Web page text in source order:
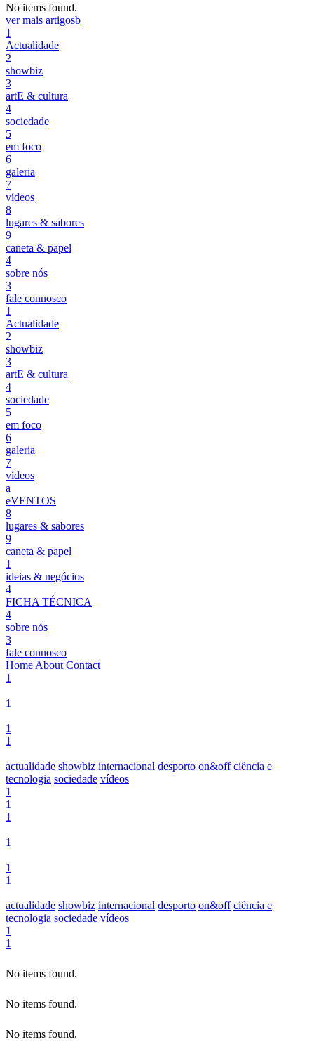
No items found.
ver mais artigosb
1
Actualidade
2
showbiz
3
artE & cultura
4
sociedade
5
em foco
6
galeria
7
vídeos
8
lugares & sabores
9
caneta & papel
4
sobre nós
3
fale connosco
1
Actualidade
2
showbiz
3
artE & cultura
4
sociedade
5
em foco
6
galeria
7
vídeos
a
eVENTOS
8
lugares & sabores
9
caneta & papel
1
ideias & negócios
4
FICHA TÉCNICA
4
sobre nós
3
fale connosco
Home About Contact
1
1
1
1
actualidade showbiz internacional desporto on&off ciência e
tecnologia sociedade vídeos
1
1
1
1
1
1
actualidade showbiz internacional desporto on&off ciência e
tecnologia sociedade vídeos
1
1
No items found.
No items found.
No items found.